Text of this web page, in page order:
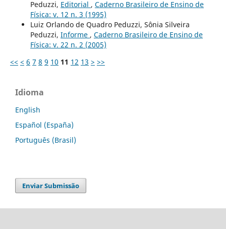
Peduzzi, Editorial , Caderno Brasileiro de Ensino de
Física: v. 12 n. 3 (1995)
Luiz Orlando de Quadro Peduzzi, Sônia Silveira
Peduzzi, Informe , Caderno Brasileiro de Ensino de
Física: v. 22 n. 2 (2005)
<< < 6 7 8 9 10 11 12 13 > >>
Idioma
English
Español (España)
Português (Brasil)
Enviar Submissão